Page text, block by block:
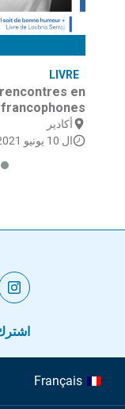
LIVRE
en
أكادير
ال 10 يونيو 2021 à 11:00
Français